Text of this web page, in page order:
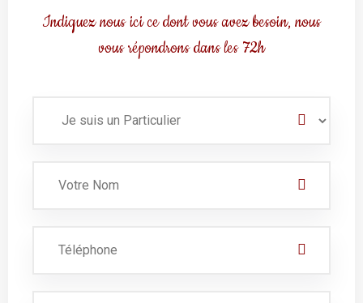
Indiquez nous ici ce dont vous avez besoin, nous
vous répondrons dans les 72h